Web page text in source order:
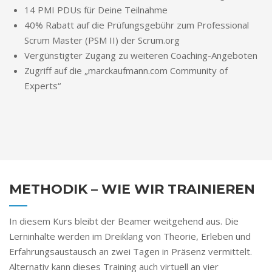
14 PMI PDUs für Deine Teilnahme
40% Rabatt auf die Prüfungsgebühr zum Professional
Scrum Master (PSM II) der Scrum.org
Vergünstigter Zugang zu weiteren Coaching-Angeboten
Zugriff auf die „marckaufmann.com Community of
Experts“
METHODIK – WIE WIR TRAINIEREN
In diesem Kurs bleibt der Beamer weitgehend aus. Die
Lerninhalte werden im Dreiklang von Theorie, Erleben und
Erfahrungsaustausch an zwei Tagen in Präsenz vermittelt.
Alternativ kann dieses Training auch virtuell an vier